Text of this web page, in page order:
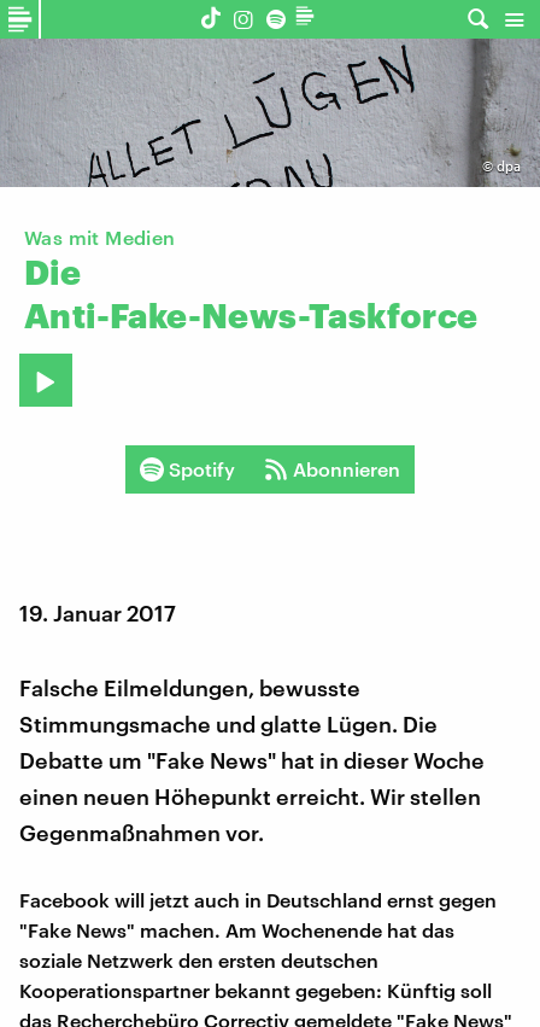
©dpa
Was mit Medien
Die
Anti-Fake-News-Taskforce
Spotify Abonnieren
19. Januar 2017
Falsche Eilmeldungen, bewusste
Stimmungsmache und glatte Lügen. Die
Debatte um "Fake News" hat in dieser Woche
einen neuen Höhepunkt erreicht. Wir stellen
Gegenmaßnahmen vor.
Facebook will jetzt auch in Deutschland ernst gegen
"Fake News" machen. Am Wochenende hat das
soziale Netzwerk den ersten deutschen
Kooperationspartner bekannt gegeben: Künftig soll
das Recherchebüro Correctiv gemeldete "Fake News"